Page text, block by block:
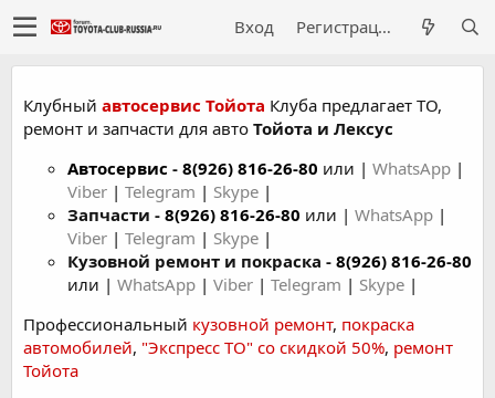
Вход Регистрация
Клубный автосервис Тойота Клуба предлагает ТО,
ремонт и запчасти для авто Тойота и Лексус
Автосервис - 8(926) 816-26-80 или | WhatsApp |
Viber | Telegram | Skype |
Запчасти - 8(926) 816-26-80 или | WhatsApp |
Viber | Telegram | Skype |
Кузовной ремонт и покраска - 8(926) 816-26-80
или | WhatsApp | Viber | Telegram | Skype |
Профессиональный кузовной ремонт, покраска
автомобилей, "Экспресс ТО" со скидкой 50%, ремонт
Тойота